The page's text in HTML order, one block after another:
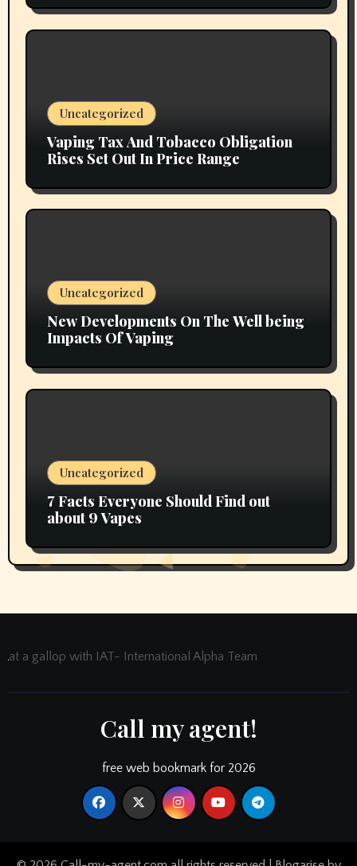
Uncategorized
Vaping Tax And Tobacco Obligation
Rises Set Out In Price Range
Uncategorized
New Developments On The Well being
Impacts Of Vaping
Uncategorized
7 Facts Everyone Should Find out
about 9 Vapes
at a gallop with IAT- International Alpha Team
Call my agent!
free web bookmark for 2026